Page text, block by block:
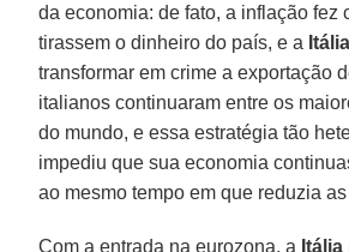
da economia: de fato, a inflação fez
tirassem o dinheiro do país, e a Itália
transformar em crime a exportação
italianos continuaram entre os
do mundo, e essa estratégia tão
impediu que sua economia
ao mesmo tempo em que reduzia
Com a entrada na eurozona, a Itália